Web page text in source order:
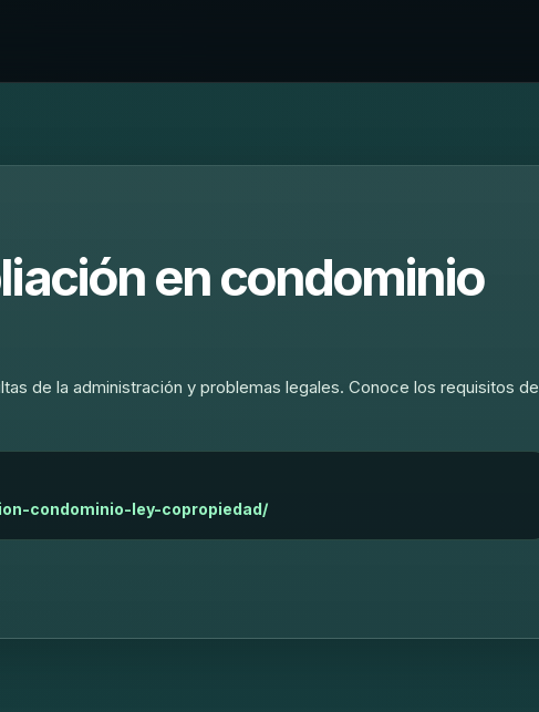
en condominio
de la administración y problemas legales. Conoce los requisitos de
condominio-ley-copropiedad/